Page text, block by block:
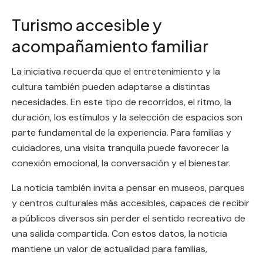
Turismo accesible y
acompañamiento familiar
La iniciativa recuerda que el entretenimiento y la
cultura también pueden adaptarse a distintas
necesidades. En este tipo de recorridos, el ritmo, la
duración, los estímulos y la selección de espacios son
parte fundamental de la experiencia. Para familias y
cuidadores, una visita tranquila puede favorecer la
conexión emocional, la conversación y el bienestar.
La noticia también invita a pensar en museos, parques
y centros culturales más accesibles, capaces de recibir
a públicos diversos sin perder el sentido recreativo de
una salida compartida. Con estos datos, la noticia
mantiene un valor de actualidad para familias,